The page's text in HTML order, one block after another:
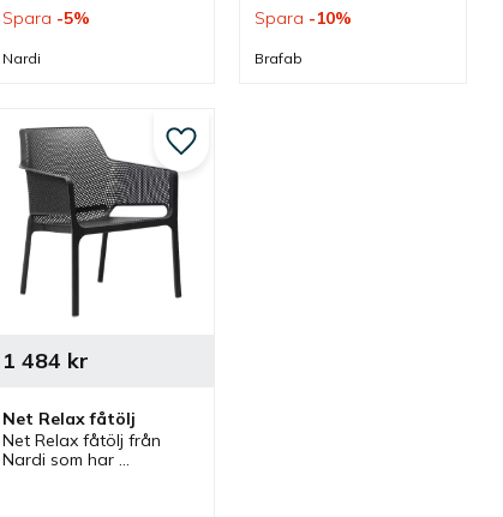
En fåtölj där rygg är
passar bra i olika
Spara 5%
Nardi
delar bilda en
utemiljöer eller inomhus
Spara 10%
Brafab
favoriter
Net Relax fåtölj
Net Relax fåtölj från
Nardi som har
1 484 kr
Lägg till i favoriter